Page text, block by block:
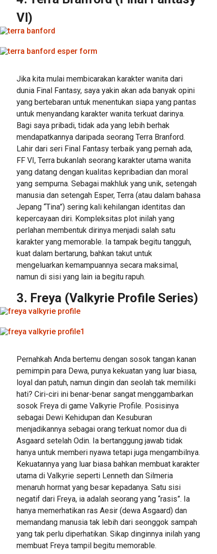
VI)
Jika kita mulai membicarakan karakter wanita dari
dunia Final Fantasy, saya yakin akan ada banyak opini
yang bertebaran untuk menentukan siapa yang pantas
untuk menyandang karakter wanita terkuat darinya.
Bagi saya pribadi, tidak ada yang lebih berhak
mendapatkannya daripada seorang Terra Branford.
Lahir dari seri Final Fantasy terbaik yang pernah ada,
FF VI, Terra bukanlah seorang karakter utama wanita
yang datang dengan kualitas kepribadian dan moral
yang sempurna. Sebagai makhluk yang unik, setengah
manusia dan setengah Esper, Terra (atau dalam bahasa
Jepang “Tina”) sering kali kehilangan identitas dan
kepercayaan diri. Kompleksitas plot inilah yang
perlahan membentuk dirinya menjadi salah satu
karakter yang memorable. Ia tampak begitu tangguh,
kuat dalam bertarung, bahkan takut untuk
mengeluarkan kemampuannya secara maksimal,
namun di sisi yang lain ia begitu rapuh.
3. Freya (Valkyrie Profile Series)
Pernahkah Anda bertemu dengan sosok tangan kanan
pemimpin para Dewa, punya kekuatan yang luar biasa,
loyal dan patuh, namun dingin dan seolah tak memiliki
hati? Ciri-ciri ini benar-benar sangat menggambarkan
sosok Freya di game Valkyrie Profile. Posisinya
sebagai Dewi Kehidupan dan Kesuburan
menjadikannya sebagai orang terkuat nomor dua di
Asgaard setelah Odin. Ia bertanggung jawab tidak
hanya untuk memberi nyawa tetapi juga mengambilnya.
Kekuatannya yang luar biasa bahkan membuat karakter
utama di Valkyrie seperti Lenneth dan Silmeria
menaruh hormat yang besar kepadanya. Satu sisi
negatif dari Freya, ia adalah seorang yang “rasis”. Ia
hanya memerhatikan ras Aesir (dewa Asgaard) dan
memandang manusia tak lebih dari seonggok sampah
yang tak perlu diperhatikan. Sikap dinginnya inilah yang
membuat Freya tampil begitu memorable.